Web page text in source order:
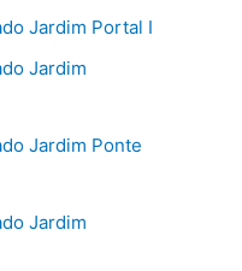
Jardim Portal I
Jardim
Jardim Ponte
Jardim